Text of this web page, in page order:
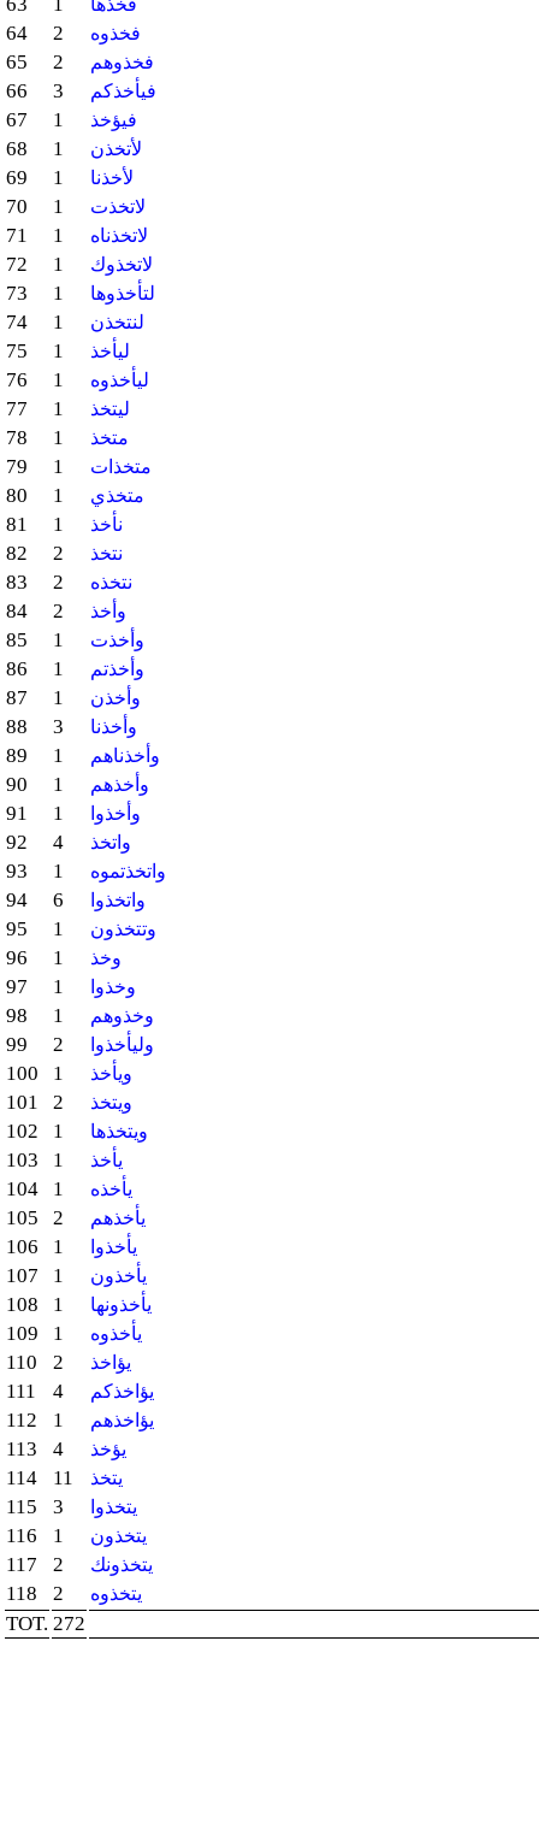
فخذها
64 2 فخذوه
65 2 فخذوهم
66 3 فيأخذكم
67 1 فيؤخذ
68 1 لأتخذن
69 1 لأخذنا
70 1 لاتخذت
71 1 لاتخذناه
72 1 لاتخذوك
73 1 لتأخذوها
74 1 لنتخذن
75 1 ليأخذ
76 1 ليأخذوه
77 1 ليتخذ
78 1 متخذ
79 1 متخذات
80 1 متخذي
81 1 نأخذ
82 2 نتخذ
83 2 نتخذه
84 2 وأخذ
85 1 وأخذت
86 1 وأخذتم
87 1 وأخذن
88 3 وأخذنا
89 1 وأخذناهم
90 1 وأخذهم
91 1 وأخذوا
92 4 واتخذ
93 1 واتخذتموه
94 6 واتخذوا
95 1 وتتخذون
96 1 وخذ
97 1 وخذوا
98 1 وخذوهم
99 2 وليأخذوا
100 1 ويأخذ
101 2 ويتخذ
102 1 ويتخذها
103 1 يأخذ
104 1 يأخذه
105 2 يأخذهم
106 1 يأخذوا
107 1 يأخذون
108 1 يأخذونها
109 1 يأخذوه
110 2 يؤاخذ
111 4 يؤاخذكم
112 1 يؤاخذهم
113 4 يؤخذ
114 11 يتخذ
115 3 يتخذوا
116 1 يتخذون
117 2 يتخذونك
118 2 يتخذوه
TOT. 272